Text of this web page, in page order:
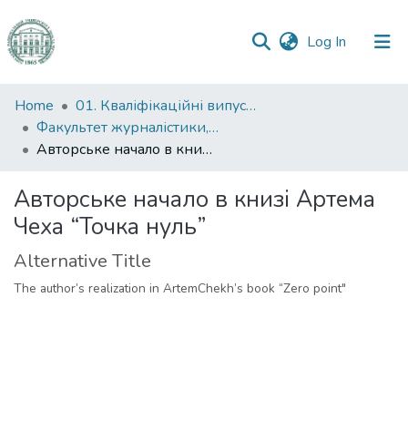
Log In (current)
Communities
&
Collections
Statistics
Home
01. Кваліфікаційні випускні роботи здобувачів вищої освіти
Факультет журналістики, реклами та видавничої справи
Авторське начало в книзі Артема Чеха “Точка нуль”
Авторське начало в книзі Артема
Чеха “Точка нуль”
Alternative Title
The author’s realization in ArtemChekh’s book “Zero point"